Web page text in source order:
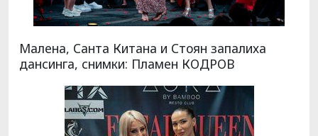
Малена, Санта Китана и Стоян запалиха
дансинга, снимки: Пламен КОДРОВ